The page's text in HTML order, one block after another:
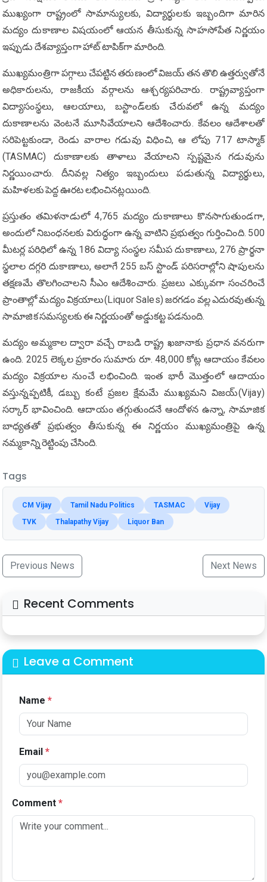
ముఖ్యంగా రాష్ట్రంలో సామాన్యులకు, విద్యార్థులకు ఇబ్బందిగా మారిన
మద్యం దుకాణాల విషయంలో ఆయన తీసుకున్న సాహసోపేత నిర్ణయం
ఇప్పుడు దేశవ్యాప్తంగా హాట్ టాపిక్‌గా మారింది.
ముఖ్యమంత్రిగా పగ్గాలు చేపట్టిన తరుణంలో విజయ్ తన తొలి ఉత్తర్వుతోనే
అధికారులను, రాజకీయ వర్గాలను ఆశ్చర్యపరిచారు. రాష్ట్రవ్యాప్తంగా
విద్యాసంస్థలు, ఆలయాలు, బస్టాండ్‌లకు చేరువలో ఉన్న మద్యం
దుకాణాలను వెంటనే మూసివేయాలని ఆదేశించారు. కేవలం ఆదేశాలతో
సరిపెట్టకుండా, రెండు వారాల గడువు విధించి, ఆ లోపు 717 టాస్మాక్
(TASMAC) దుకాణాలకు తాళాలు వేయాలని స్పష్టమైన గడువును
నిర్ణయించారు. దీనివల్ల నిత్యం ఇబ్బందులు పడుతున్న విద్యార్థులు,
మహిళలకు పెద్ద ఊరట లభించినట్లయింది.
ప్రస్తుతం తమిళనాడులో 4,765 మద్యం దుకాణాలు కొనసాగుతుండగా,
అందులో నిబంధనలకు విరుద్ధంగా ఉన్న వాటిని ప్రభుత్వం గుర్తించింది. 500
మీటర్ల పరిధిలో ఉన్న 186 విద్యా సంస్థల సమీప దుకాణాలు, 276 ప్రార్థనా
స్థలాల దగ్గరి దుకాణాలు, అలాగే 255 బస్ స్టాండ్ పరిసరాల్లోని షాపులను
తక్షణమే తొలగించాలని సీఎం ఆదేశించారు. ప్రజలు ఎక్కువగా సంచరించే
ప్రాంతాల్లో మద్యం విక్రయాలు(Liquor Sales) జరగడం వల్ల ఎదురవుతున్న
సామాజిక సమస్యలకు ఈ నిర్ణయంతో అడ్డుకట్ట పడనుంది.
మద్యం అమ్మకాల ద్వారా వచ్చే రాబడి రాష్ట్ర ఖజానాకు ప్రధాన వనరుగా
ఉంది. 2025 లెక్కల ప్రకారం సుమారు రూ. 48,000 కోట్ల ఆదాయం కేవలం
మద్యం విక్రయాల నుంచే లభించింది. ఇంత భారీ మొత్తంలో ఆదాయం
వస్తున్నప్పటికీ, డబ్బు కంటే ప్రజల క్షేమమే ముఖ్యమని విజయ్(Vijay)
సర్కార్ భావించింది. ఆదాయం తగ్గుతుందనే ఆందోళన ఉన్నా, సామాజిక
బాధ్యతతో ప్రభుత్వం తీసుకున్న ఈ నిర్ణయం ముఖ్యమంత్రిపై ఉన్న
నమ్మకాన్ని రెట్టింపు చేసింది.
Tags
CM Vijay Tamil Nadu Politics TASMAC
Vijay
TVK
Thalapathy Vijay Liquor Ban
Previous News Next News
Recent Comments
Leave a Comment
Name *
Email *
Comment *